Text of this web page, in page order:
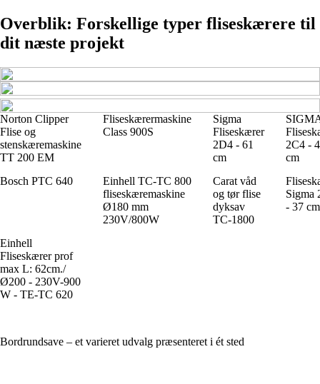
Overblik: Forskellige typer fliseskærere til
dit næste projekt
Norton Clipper
Flise og
stenskæremaskine
TT 200 EM
Fliseskærermaskine
Class 900S
Sigma
Fliseskærer
2D4 - 61
cm
2C4 -
cm
Bosch PTC 640
Einhell TC-TC 800
fliseskæremaskine
Ø180 mm
230V/800W
Carat våd
og tør flise
dyksav
TC-1800
Sigma
- 37 cm
Einhell
Fliseskærer prof
max L: 62cm./
Ø200 - 230V-900
W - TE-TC 620
Bordrundsave – et varieret udvalg præsenteret i ét sted